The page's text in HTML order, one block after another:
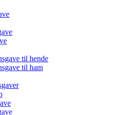
til hende
til ham